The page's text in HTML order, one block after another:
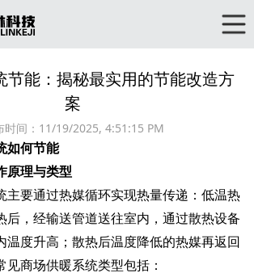
节能：揭秘最实用的节能改造方
案
时间： 11/19/2025, 4:51:15 PM
如何节能
原理与类型
主要通过热媒循环实现热量传递：低温热
后，经输送管道送往室内，通过散热设备
温度升高；散热后温度降低的热媒再返回
见商场供暖系统类型包括：